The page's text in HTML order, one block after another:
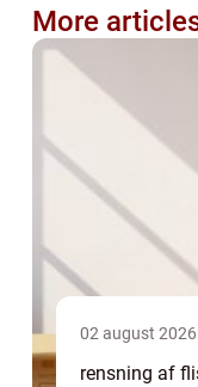
More
02 august 2026
rensning af